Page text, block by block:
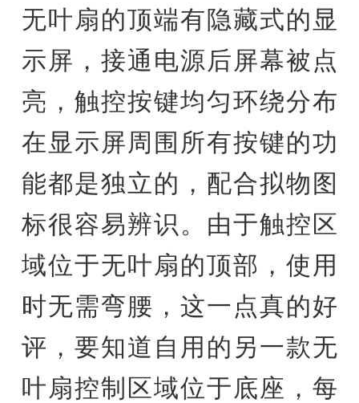
无叶扇的顶端有隐藏式的显
示屏，接通电源后屏幕被点
亮，触控按键均匀环绕分布
在显示屏周围所有按键的功
能都是独立的，配合拟物图
标很容易辨识。由于触控区
域位于无叶扇的顶部，使用
时无需弯腰，这一点真的好
评，要知道自用的另一款无
叶扇控制区域位于底座，每